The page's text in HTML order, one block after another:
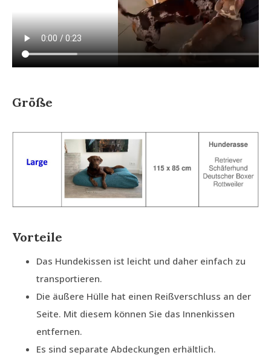
Größe
Vorteile
Das Hundekissen ist leicht und daher einfach zu
transportieren.
Die äußere Hülle hat einen Reißverschluss an der
Seite. Mit diesem können Sie das Innenkissen
entfernen.
Es sind separate Abdeckungen erhältlich.